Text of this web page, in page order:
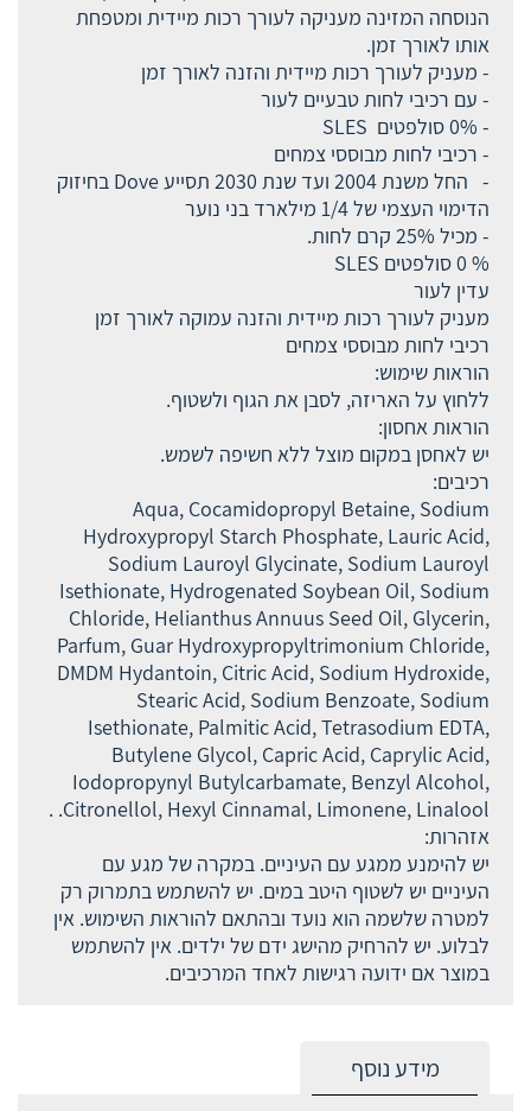
הנוסחה המזינה מעניקה לעורך רכות מיידית ומטפחת
אותו לאורך זמן.
- מעניק לעורך רכות מיידית והזנה לאורך זמן
- עם רכיבי לחות טבעיים לעור
- 0% סולפטים SLES
- רכיבי לחות מבוססי צמחים
- החל משנת 2004 ועד שנת 2030 תסייע Dove בחיזוק
הדימוי העצמי של 1/4 מילארד בני נוער
- מכיל 25% קרם לחות.
% 0 סולפטים SLES
עדין לעור
מעניק לעורך רכות מיידית והזנה עמוקה לאורך זמן
רכיבי לחות מבוססי צמחים
הוראות שימוש:
ללחוץ על האריזה, לסבן את הגוף ולשטוף.
הוראות אחסון:
יש לאחסן במקום מוצל ללא חשיפה לשמש.
רכיבים:
Aqua, Cocamidopropyl Betaine, Sodium
Hydroxypropyl Starch Phosphate, Lauric Acid,
Sodium Lauroyl Glycinate, Sodium Lauroyl
Isethionate, Hydrogenated Soybean Oil, Sodium
Chloride, Helianthus Annuus Seed Oil, Glycerin,
Parfum, Guar Hydroxypropyltrimonium Chloride,
DMDM Hydantoin, Citric Acid, Sodium Hydroxide,
Stearic Acid, Sodium Benzoate, Sodium
Isethionate, Palmitic Acid, Tetrasodium EDTA,
Butylene Glycol, Capric Acid, Caprylic Acid,
Iodopropynyl Butylcarbamate, Benzyl Alcohol,
Citronellol, Hexyl Cinnamal, Limonene, Linalool. .
אזהרות:
יש להימנע ממגע עם העיניים. במקרה של מגע עם
העיניים יש לשטוף היטב במים. יש להשתמש בתמרוק רק
למטרה שלשמה הוא נועד ובהתאם להוראות השימוש. אין
לבלוע. יש להרחיק מהישג ידם של ילדים. אין להשתמש
במוצר אם ידועה רגישות לאחד המרכיבים.
מידע נוסף